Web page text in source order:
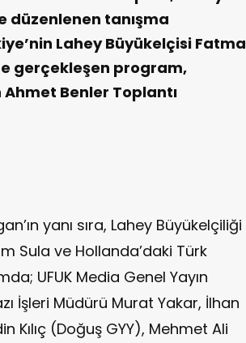
düzenlenen tanışma
Lahey Büyükelçisi Fatma
gerçekleşen program,
Benler Toplantı
yanı sıra, Lahey Büyükelçiliği
Sula ve Hollanda’daki Türk
UFUK Media Genel Yayın
İşleri Müdürü Murat Yakar, İlhan
Kılıç (Doğuş GYY), Mehmet Ali